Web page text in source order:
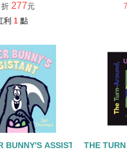
折 277元
利 1 點
BUNNY'S ASSISTANT/精裝
THE